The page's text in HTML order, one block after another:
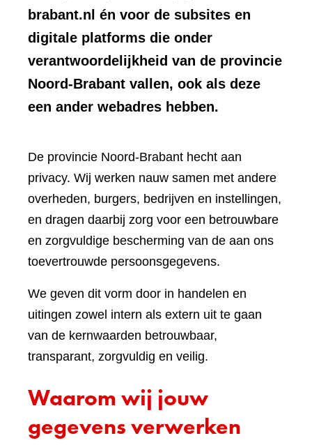
brabant.nl én voor de subsites en
digitale platforms die onder
verantwoordelijkheid van de provincie
Noord-Brabant vallen, ook als deze
een ander webadres hebben.
De provincie Noord-Brabant hecht aan
privacy. Wij werken nauw samen met andere
overheden, burgers, bedrijven en instellingen,
en dragen daarbij zorg voor een betrouwbare
en zorgvuldige bescherming van de aan ons
toevertrouwde persoonsgegevens.
We geven dit vorm door in handelen en
uitingen zowel intern als extern uit te gaan
van de kernwaarden betrouwbaar,
transparant, zorgvuldig en veilig.
Waarom wij jouw
gegevens verwerken